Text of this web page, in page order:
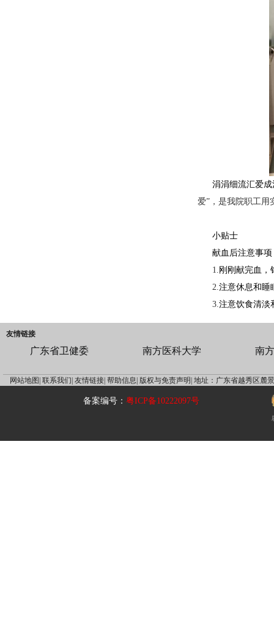
涓涓细流汇爱
爱”，是我院职工用
小贴士
献血后注意事项
1. 刚刚献完血，
2.注意休息和睡
3.注意饮食清淡
友情链接
广东省卫健委 南方医科大学 南
网站地图| 联系我们| 友情链接| 帮助信息| 版权与免责声明| 地址：广东省越秀区麓
备案编号：粤ICP备10222097号